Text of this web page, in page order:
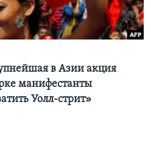
в Азии акция
манифестанты
Уолл-стрит»